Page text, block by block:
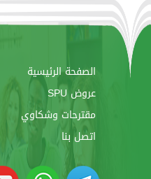
الصفحة الرئيسية
عروض SPU
مقترحات وشكاوي
اتصل بنا